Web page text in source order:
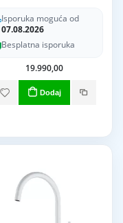
Isporuka moguća od
07.08.2026
Besplatna isporuka
19.990,00
Dodaj